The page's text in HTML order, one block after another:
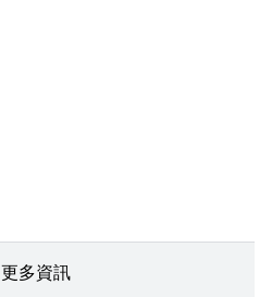
更多資訊